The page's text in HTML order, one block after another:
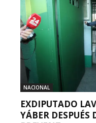
NACIONAL
EXDIPUTADO
YÁBER DESPUÉS